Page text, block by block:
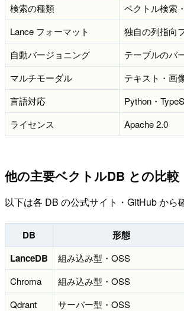
検索の種類
ベクトル検索
Lance フォーマット
独自の列指向
自動バージョニング
テーブルのバ
マルチモーダル
テキスト・画
言語対応
Python・
ライセンス
Apache 2.0
他の主要ベクトルDB との比較
以下は各 DB の公式サイト・GitHub から
DB 形態
LanceDB
組み込み型・OSS
Chroma
組み込み型・OSS
Qdrant
サーバー型・OSS